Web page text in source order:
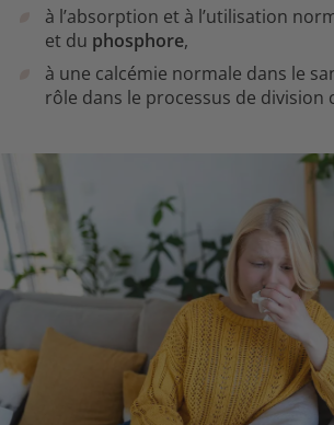
à l’absorption et à l’utilisation
et du phosphore,
à une calcémie normale dans le
rôle dans le processus de division